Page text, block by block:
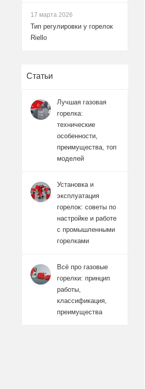
17 марта 2026
Тип регулировки у горелок
Riello
Статьи
Лучшая газовая
горелка:
технические
особенности,
преимущества, топ
моделей
Установка и
эксплуатация
горелок: советы по
настройке и работе
с промышленными
горелками
Всё про газовые
горелки: принцип
работы,
классификация,
преимущества